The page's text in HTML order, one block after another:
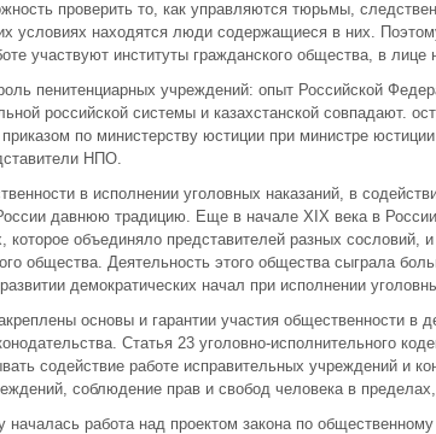
проверить то, как управляются тюрьмы,
условиях находятся люди содержащиеся в них.
участвуют институты гражданского общества, в лице
пенитенциарных учреждений: опыт Российской
российской системы и казахстанской совпадают.
по министерству юстиции при министре
НПО.
в исполнении уголовных наказаний, в
давнюю традицию. Еще в начале XIX века в
которое объединяло представителей разных сословий,
общества. Деятельность этого общества сыграла
демократических начал при исполнении
основы и гарантии участия общественности в
Статья 23 уголовно-исполнительного
содействие работе исправительных учреждений и
соблюдение прав и свобод человека в
началась работа над проектом закона по